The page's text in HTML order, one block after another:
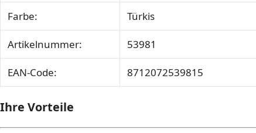
Farbe: Türkis
Artikelnummer: 53981
EAN-Code: 8712072539815
Ihre Vorteile